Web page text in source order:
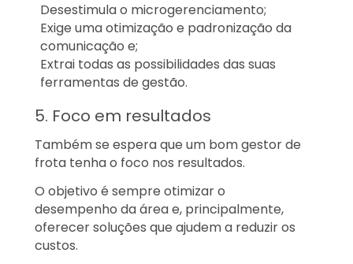
Desestimula o microgerenciamento;
Exige uma otimização e padronização da
comunicação e;
Extrai todas as possibilidades das suas
ferramentas de gestão.
5. Foco em resultados
Também se espera que um bom gestor de
frota tenha o foco nos resultados.
O objetivo é sempre otimizar o
desempenho da área e, principalmente,
oferecer soluções que ajudem a reduzir os
custos.